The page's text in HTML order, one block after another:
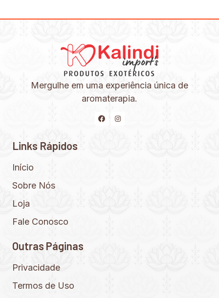
Mergulhe em uma experiência única de
aromaterapia.
Links Rápidos
Início
Sobre Nós
Loja
Fale Conosco
Outras Páginas
Privacidade
Termos de Uso